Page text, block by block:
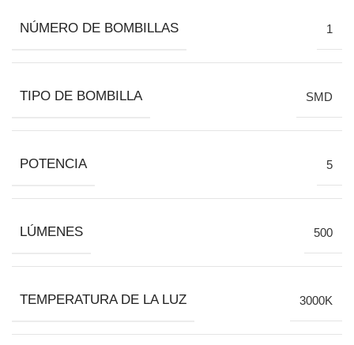
NÚMERO DE BOMBILLAS 1
TIPO DE BOMBILLA SMD
POTENCIA 5
LÚMENES 500
TEMPERATURA DE LA LUZ 3000K